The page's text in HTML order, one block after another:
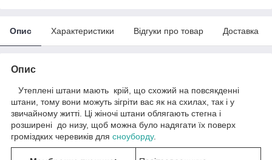
Опис Характеристики Відгуки про товар Доставка
Опис
Утеплені штани мають крій, що схожий на повсякденні
штани, тому вони можуть зігріти вас як на схилах, так і у
звичайному житті. Ці жіночі штани облягають стегна і
розширені до низу, щоб можна було надягати їх поверх
громіздких черевиків для сноуборду.